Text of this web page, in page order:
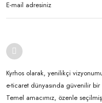
Kyrhos olarak, yenilikçi
e-ticaret dünyasında güvenilir
Temel amacımız, özenle